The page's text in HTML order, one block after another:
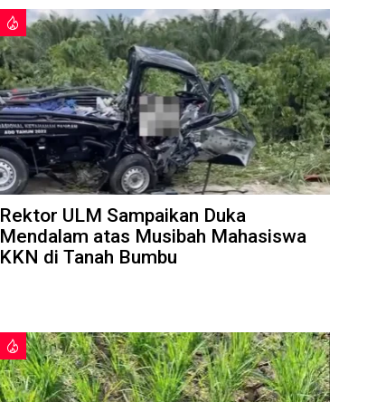
Rektor ULM Sampaikan Duka
Mendalam atas Musibah Mahasiswa
KKN di Tanah Bumbu